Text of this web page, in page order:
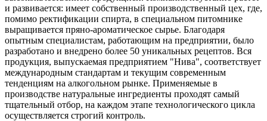
и развивается: имеет собственный производственный цех, где,
помимо ректификации спирта, в специальном питомнике
выращивается пряно-ароматическое сырье. Благодаря
опытным специалистам, работающим на предприятии, было
разработано и внедрено более 50 уникальных рецептов. Вся
продукция, выпускаемая предприятием "Нива", соответствует
международным стандартам и текущим современным
тенденциям на алкогольном рынке. Применяемые в
производстве натуральные ингредиенты проходят самый
тщательный отбор, на каждом этапе технологического цикла
осуществляется строгий контроль.